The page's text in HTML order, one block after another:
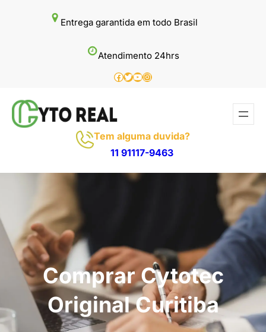
Entrega garantida em todo Brasil
Atendimento 24hrs
Facebook
Twitter
Youtube
Instagram
Tem alguma duvida?
11 91117-9463
Comprar Cytotec
Original Curitiba